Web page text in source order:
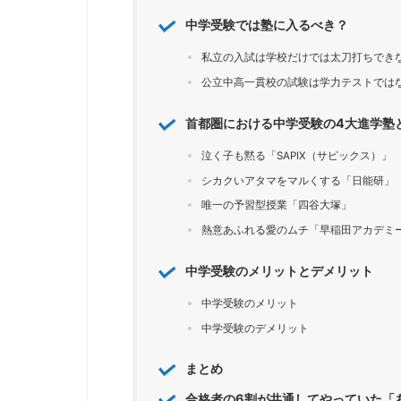
中学受験では塾に入るべき？
私立の入試は学校だけでは太刀打ちでき
公立中高一貫校の試験は学力テストでは
首都圏における中学受験の4大進学塾
泣く子も黙る「SAPIX（サピックス）」
シカクいアタマをマルくする「日能研」
唯一の予習型授業「四谷大塚」
熱意あふれる愛のムチ「早稲田アカデミ
中学受験のメリットとデメリット
中学受験のメリット
中学受験のデメリット
まとめ